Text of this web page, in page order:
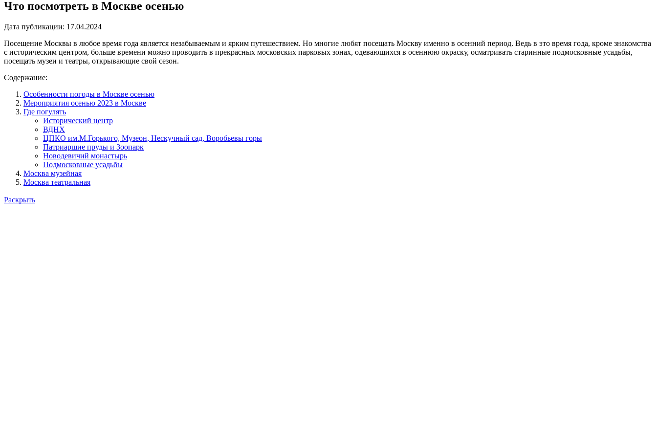
Что посмотреть в Москве осенью
Дата публикации: 17.04.2024
Посещение Москвы в любое время года является незабываемым и ярким путешествием. Но многие любят посещать Москву именно в осенний период. Ведь в это время года, кроме знакомства
с историческим центром, больше времени можно проводить в прекрасных московских парковых зонах, одевающихся в осеннюю окраску, осматривать старинные подмосковные усадьбы,
посещать музеи и театры, открывающие свой сезон.
Содержание:
Особенности погоды в Москве осенью
Мероприятия осенью 2023 в Москве
Где погулять
Исторический центр
ВДНХ
ЦПКО им.М.Горького, Музеон, Нескучный сад, Воробьевы горы
Патриаршие пруды и Зоопарк
Новодевичий монастырь
Подмосковные усадьбы
Москва музейная
Москва театральная
Раскрыть